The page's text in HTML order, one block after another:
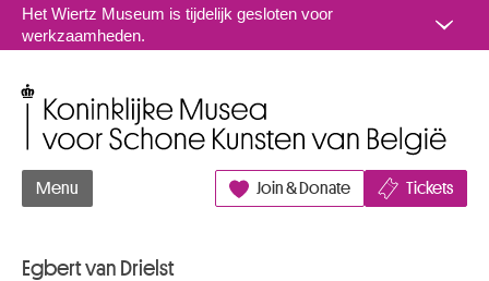
Naar inhoud
Het Wiertz Museum is tijdelijk gesloten voor
werkzaamheden.
Menu Join & Donate Tickets
Egbert van Drielst